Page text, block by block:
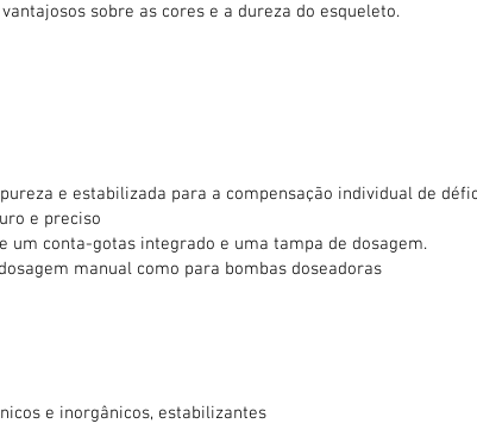
sobre as cores e a dureza do esqueleto.
e estabilizada para a compensação individual de
e preciso
um conta-gotas integrado e uma tampa de dosagem.
manual como para bombas doseadoras
e inorgânicos, estabilizantes